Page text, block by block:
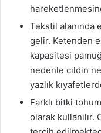
Tekstil alanında
gelir. Ketenden
kapasitesi
nedenle cildin
yazlık
Farklı bitki
olarak kullanılır.